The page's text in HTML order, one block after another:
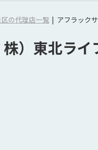
の代理店一覧 アフラック
）東北ライ